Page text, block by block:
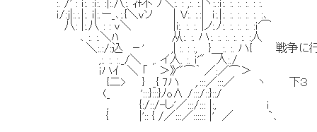
:. /' : ｉ:. :ｉ:. :|:.八:. ｨf不 ﾌ＼:. : ,:. :.|ヽ:.:ｉ:. :. :. :. : :.
ｉ/:j|:.:.|:. i|:.ー_､:.{＼vソ ｜V:. :.:| ｉ:.|:. :. :. :. :. :､
八: |:.八 : : v＼ |i:. :. :. |ノ:.ﾉ:. :. :. :. :ｉ'⌒
､ :. :.＼ﾊ 从:. :. ハ:. :. :. :. :. :人
＼:.:/:込 －' ,| :. : :, }＿:. :. ハ{ 戦争に行かない
,:. :. :._/＼ ,. イ人. :. ｉ'" 人:./
ｉハｲ ＼ 「 ＞》'"⌒｀ ／:／⌒＞
{二> } _{ 7ハ ,.:::／:::／ ヽ 下３
(_ ':::}:::}ﾉo∧ /:::/::}::/
, {:/::/-し'／:::/::: |:, ｉ
{ |':: { /／:::／:::::: |' ／ `､